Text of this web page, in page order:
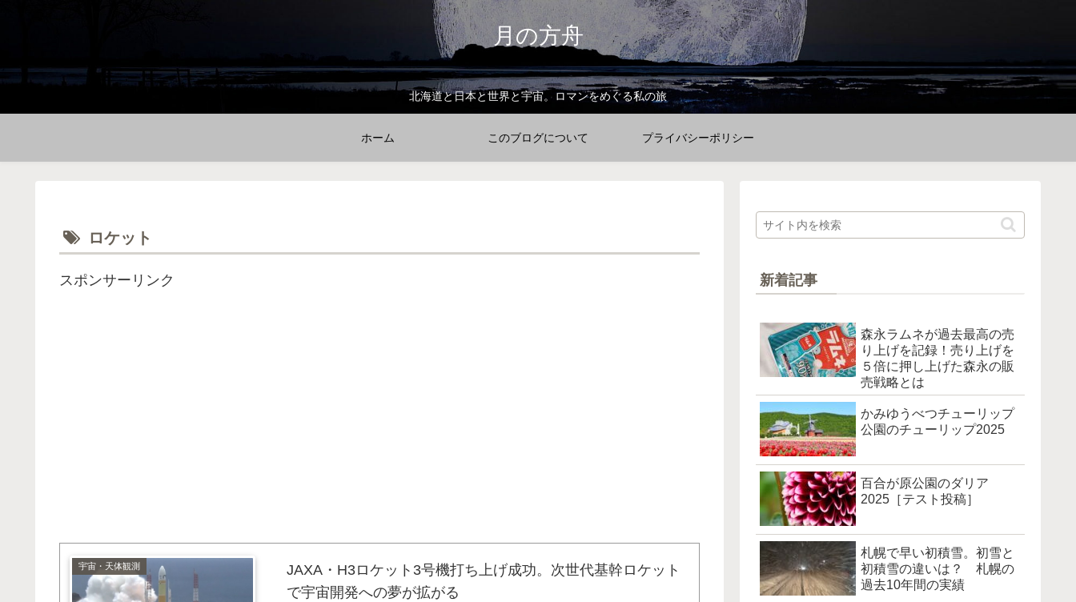
月の方舟
北海道と日本と世界と宇宙。ロマンをめぐる私の旅
ホーム このブログについて プライバシーポリシー
ロケット
スポンサーリンク
宇宙・天体観測
JAXA・H3ロケット3号機打ち上げ成功。次世代基幹ロケット
で宇宙開発への夢が拡がる
新着記事
森永ラムネが過去最高の売
り上げを記録！売り上げを
５倍に押し上げた森永の販
売戦略とは
かみゆうべつチューリップ
公園のチューリップ2025
百合が原公園のダリア
2025［テスト投稿］
札幌で早い初積雪。初雪と
初積雪の違いは？ 札幌の
過去10年間の実績